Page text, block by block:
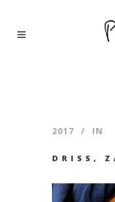
2017 IN
DRISS,